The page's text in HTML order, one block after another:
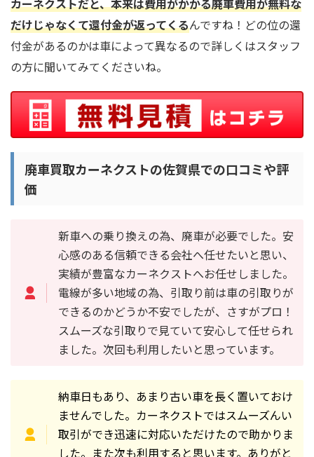
カーネクストだと、本来は費用がかかる廃車費用が無料な
だけじゃなくて還付金が返ってくるんですね！どの位の還
付金があるのかは車によって異なるので詳しくはスタッフ
の方に聞いてみてくださいね。
廃車買取カーネクストの佐賀県での口コミや評
価
新車への乗り換えの為、廃車が必要でした。安
心感のある信頼できる会社へ任せたいと思い、
実績が豊富なカーネクストへお任せしました。
電線が多い地域の為、引取り前は車の引取りが
できるのかどうか不安でしたが、さすがプロ！
スムーズな引取りで見ていて安心して任せられ
ました。次回も利用したいと思っています。
納車日もあり、あまり古い車を長く置いておけ
ませんでした。カーネクストではスムーズんい
取引ができ迅速に対応いただけたので助かりま
した。また次も利用すると思います。ありがと